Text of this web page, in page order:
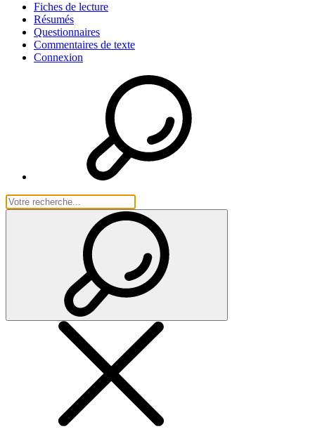
Fiches de lecture
Résumés
Questionnaires
Commentaires de texte
Connexion